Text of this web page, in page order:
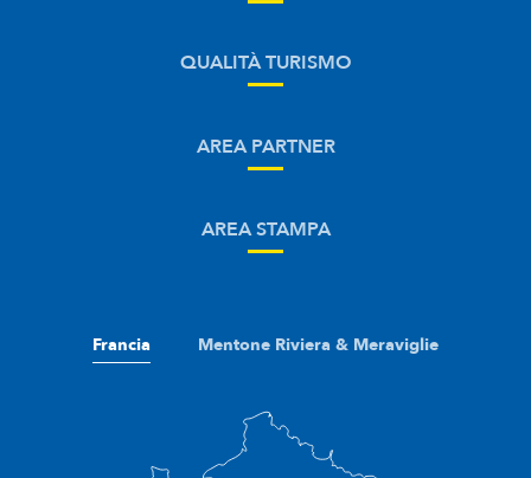
QUALITÀ TURISMO
AREA PARTNER
AREA STAMPA
Francia Mentone Riviera & Meraviglie